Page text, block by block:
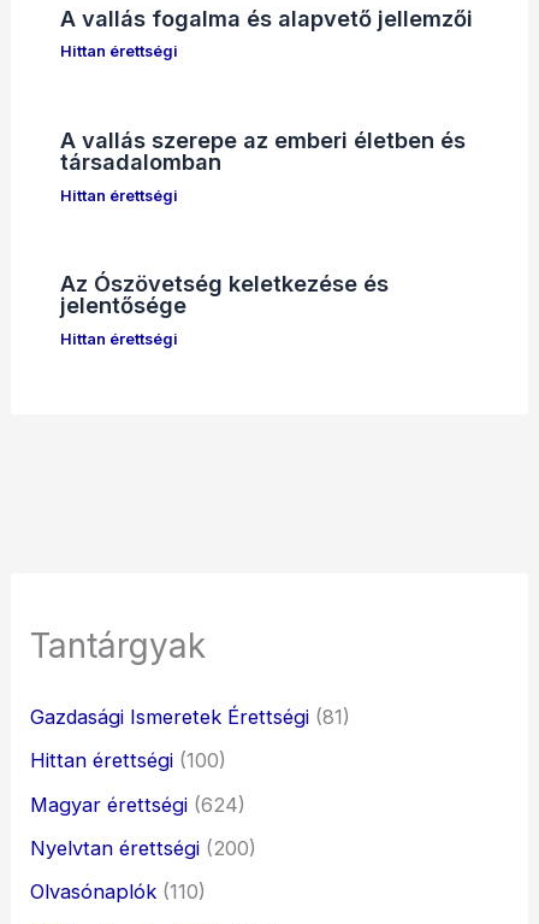
A vallás fogalma és alapvető jellemzői
Hittan érettségi
A vallás szerepe az emberi életben és
társadalomban
Hittan érettségi
Az Ószövetség keletkezése és
jelentősége
Hittan érettségi
Tantárgyak
Gazdasági Ismeretek Érettségi (81)
Hittan érettségi (100)
Magyar érettségi (624)
Nyelvtan érettségi (200)
Olvasónaplók (110)